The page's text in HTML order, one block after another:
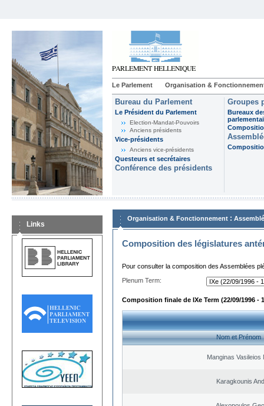
Le Parlement Organisation &
Bureau du Parlement
Le Président du Parlement
Election-Mandat-Pouvoirs
Anciens présidents
Vice-présidents
Anciens vice-présidents
Questeurs et secrétaires
Conférence des présidents
Groupes
Bureaux
Links
Organisation & Fonctionnement :
Composition des législatures
Pour consulter la composition des Assemblées
Plenum Term:
Composition finale de IXe Term (22/09/1996 -
Nom et Prénom
Manginas Vasileios
Karagkounis